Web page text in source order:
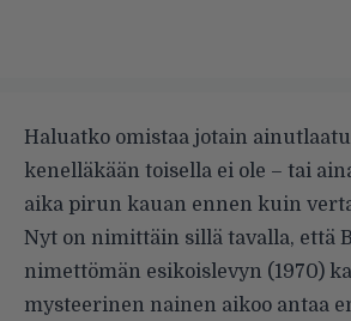
Haluatko omistaa jotain
kenelläkään toisella ei ole – tai
aika pirun kauan ennen kuin
Nyt on nimittäin sillä tavalla, että
nimettömän esikoislevyn (1970)
mysteerinen nainen aikoo antaa